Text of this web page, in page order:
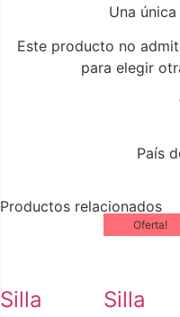
Una
Este producto no
para elegir
País
Productos relacionados
Silla
Oferta!
Silla